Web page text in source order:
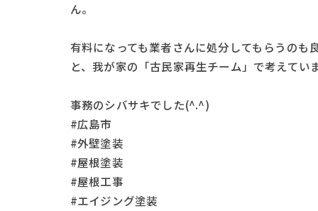
ん。
有料になっても業者さんに処分してもらうのも
と、我が家の「古民家再生チーム」で考えていま
事務のシバサキでした(^.^)
#広島市
#外壁塗装
#屋根塗装
#屋根工事
#エイジング塗装